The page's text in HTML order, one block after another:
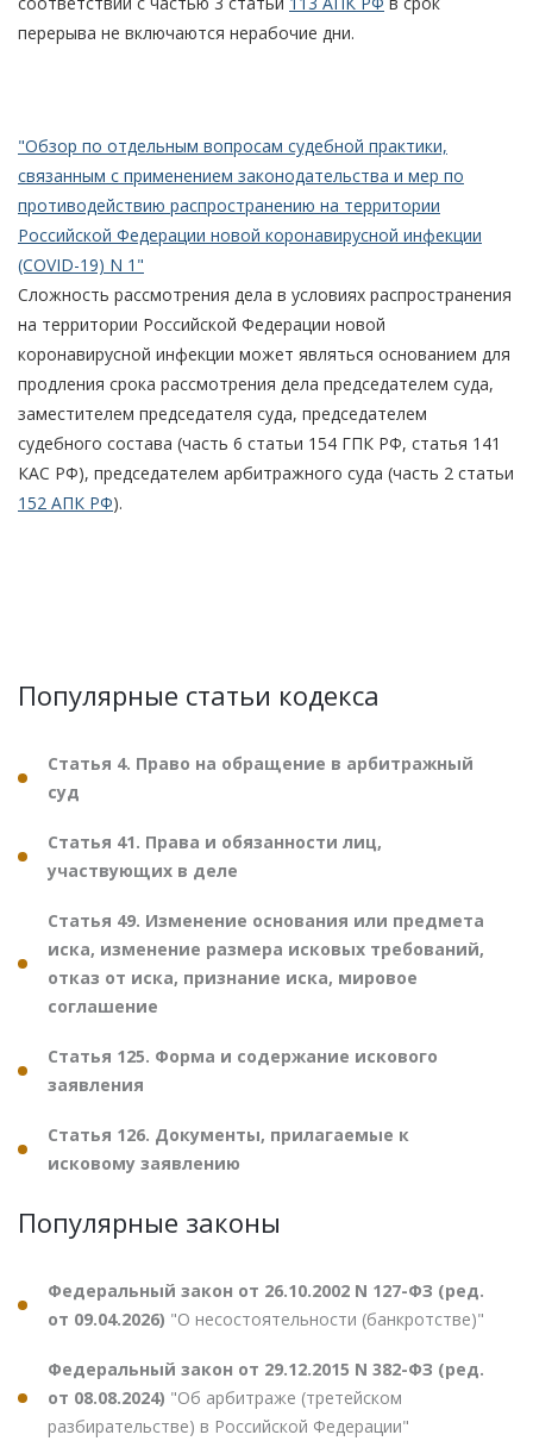
перерыва не включаются нерабочие дни.
"Обзор по отдельным вопросам судебной практики,
связанным с применением законодательства и мер по
противодействию распространению на территории
Российской Федерации новой коронавирусной инфекции
(COVID-19) N 1"
Сложность рассмотрения дела в условиях распространения
на территории Российской Федерации новой
коронавирусной инфекции может являться основанием для
продления срока рассмотрения дела председателем суда,
заместителем председателя суда, председателем
судебного состава (часть 6 статьи 154 ГПК РФ, статья 141
КАС РФ), председателем арбитражного суда (часть 2 статьи
152 АПК РФ).
Популярные статьи кодекса
Статья 4. Право на обращение в арбитражный
суд
Статья 41. Права и обязанности лиц,
участвующих в деле
Статья 49. Изменение основания или предмета
иска, изменение размера исковых требований,
отказ от иска, признание иска, мировое
соглашение
Статья 125. Форма и содержание искового
заявления
Статья 126. Документы, прилагаемые к
исковому заявлению
Популярные законы
Федеральный закон от 26.10.2002 N 127-ФЗ (ред.
от 09.04.2026) "О несостоятельности (банкротстве)"
Федеральный закон от 29.12.2015 N 382-ФЗ (ред.
от 08.08.2024) "Об арбитраже (третейском
разбирательстве) в Российской Федерации"